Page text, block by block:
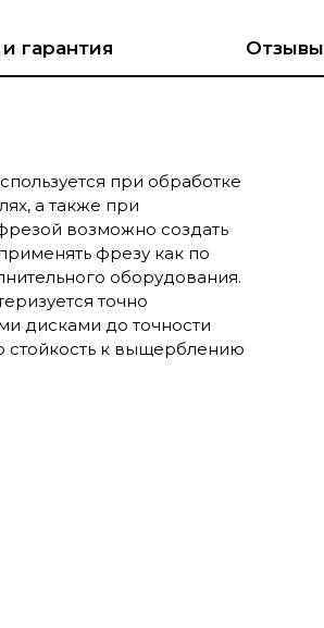
гарантия Отзывы
при обработке
а также при
возможно создать
фрезу как по
оборудования.
точно
дисками до точности
стойкость к выщерблению